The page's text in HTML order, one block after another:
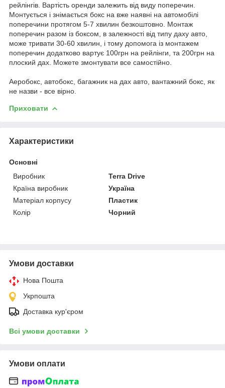
рейлінгів. Вартість оренди залежить від виду поперечин.
Монтується і знімається бокс на вже наявні на автомобілі
поперечини протягом 5-7 хвилин безкоштовно. Монтаж
поперечин разом із боксом, в залежності від типу даху авто,
може тривати 30-60 хвилин, і тому допомога із монтажем
поперечин додатково вартує 100грн на рейлінги, та 200грн на
плоский дах. Можете змонтувати все самостійно.
Аеробокс, автобокс, багажник на дах авто, вантажний бокс, як
не назви - все вірно.
Приховати
Характеристики
Основні
Виробник
Terra Drive
Країна виробник
Україна
Матеріал корпусу
Пластик
Колір
Чорний
Умови доставки
Нова Пошта
Укрпошта
Доставка кур'єром
Всі умови доставки
Умови оплати